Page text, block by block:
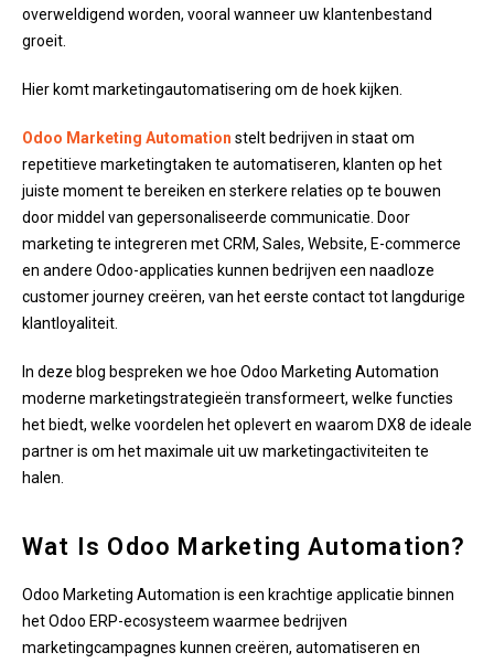
overweldigend worden, vooral wanneer uw klantenbestand
groeit.
Hier komt marketingautomatisering om de hoek kijken.
Odoo Marketing Automation stelt bedrijven in staat om
repetitieve marketingtaken te automatiseren, klanten op het
juiste moment te bereiken en sterkere relaties op te bouwen
door middel van gepersonaliseerde communicatie. Door
marketing te integreren met CRM, Sales, Website, E-commerce
en andere Odoo-applicaties kunnen bedrijven een naadloze
customer journey creëren, van het eerste contact tot langdurige
klantloyaliteit.
In deze blog bespreken we hoe Odoo Marketing Automation
moderne marketingstrategieën transformeert, welke functies
het biedt, welke voordelen het oplevert en waarom DX8 de ideale
partner is om het maximale uit uw marketingactiviteiten te
halen.
Wat Is Odoo Marketing Automation?
Odoo Marketing Automation is een krachtige applicatie binnen
het Odoo ERP-ecosysteem waarmee bedrijven
marketingcampagnes kunnen creëren, automatiseren en